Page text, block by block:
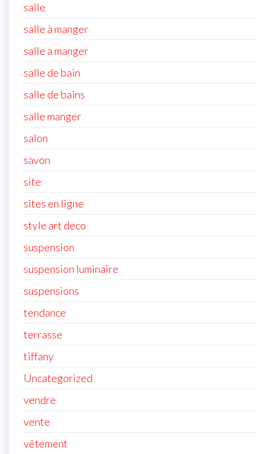
salle
salle à manger
salle a manger
salle de bain
salle de bains
salle manger
salon
savon
site
sites en ligne
style art deco
suspension
suspension luminaire
suspensions
tendance
terrasse
tiffany
Uncategorized
vendre
vente
vêtement